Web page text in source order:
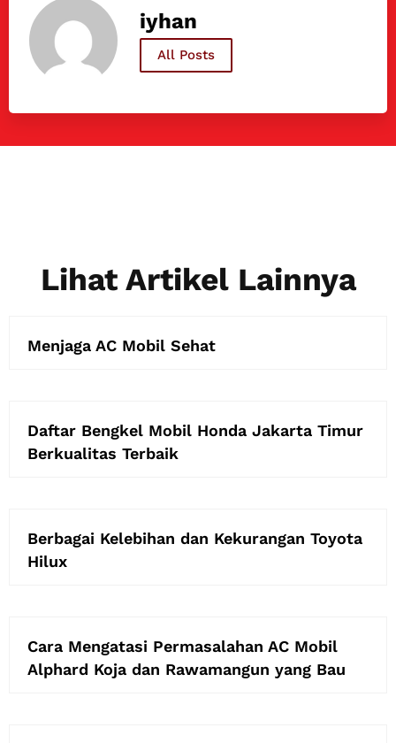
iyhan
All Posts
Lihat Artikel Lainnya
Menjaga AC Mobil Sehat
Daftar Bengkel Mobil Honda Jakarta Timur
Berkualitas Terbaik
Berbagai Kelebihan dan Kekurangan Toyota
Hilux
Cara Mengatasi Permasalahan AC Mobil
Alphard Koja dan Rawamangun yang Bau